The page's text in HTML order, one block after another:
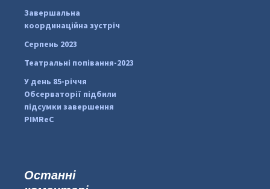
Завершальна
координаційна зустріч
Серпень 2023
Театральні попівання-2023
У день 85-річчя
Обсерваторії підбили
підсумки завершення
PIMReC
Останні